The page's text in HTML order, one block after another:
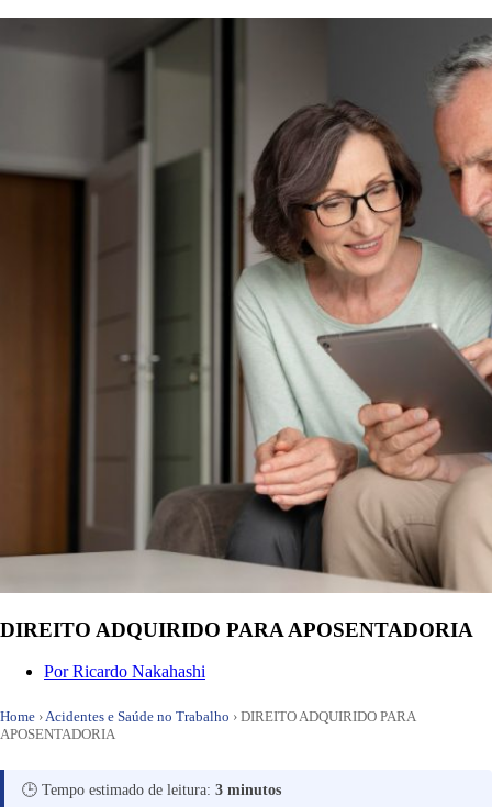
DIREITO ADQUIRIDO PARA APOSENTADORIA
PorRicardo Nakahashi
Home ›Acidentes e Saúde no Trabalho › DIREITO ADQUIRIDO PARA
APOSENTADORIA
🕒 Tempo estimado de leitura: 3 minutos